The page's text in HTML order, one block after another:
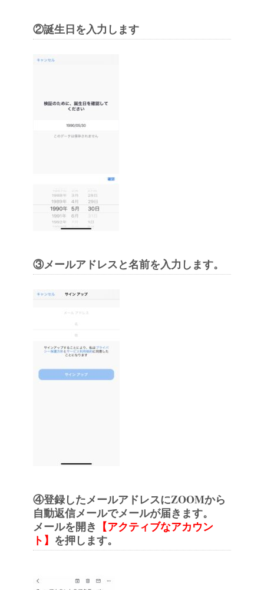
②誕生日を入力します
③メールアドレスと名前を入力します。
④登録したメールアドレスにZOOMから
自動返信メールでメールが届きます。
メールを開き 【アクティブなアカウン
ト】 を押します。